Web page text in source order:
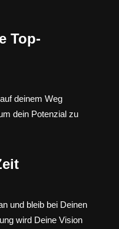
Top-
deinem Weg
dein Potenzial zu
und bleib bei Deinen
wird Deine Vision